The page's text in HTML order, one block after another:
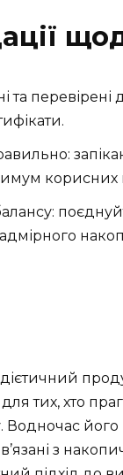
та
корисних
тих, хто
Водночас
з